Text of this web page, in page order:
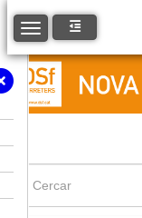
Toggle navigation